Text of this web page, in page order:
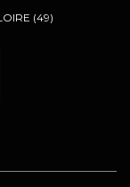
(49)